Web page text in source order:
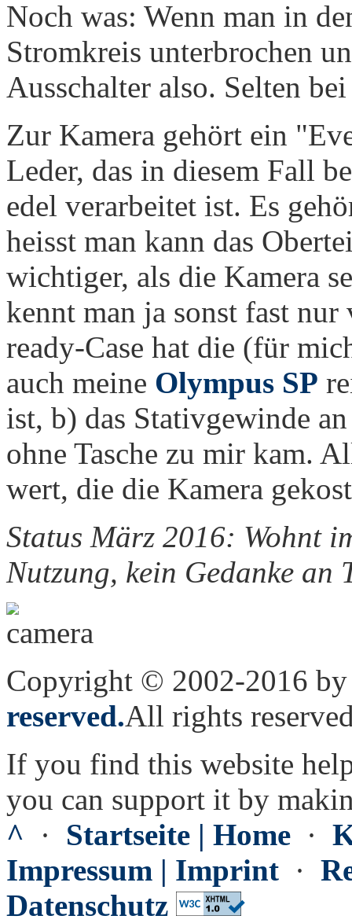
Noch was: Wenn man in
Stromkreis unterbrochen
Ausschalter also. Selten
Zur Kamera gehört ein
Leder, das in diesem Fall
edel verarbeitet ist. Es
heisst man kann das
wichtiger, als die Kamera
kennt man ja sonst fast nur
ready-Case hat die (für
auch meine Olympus SP
ist, b) das Stativgewinde
ohne Tasche zu mir kam.
wert, die die Kamera
Status März 2016: Wohnt
Nutzung, kein Gedanke an
Copyright © 2002-2016
reserved.All rights
If you find this website
you can support it by
^ · Startseite | Home ·
Impressum | Imprint ·
Datenschutz